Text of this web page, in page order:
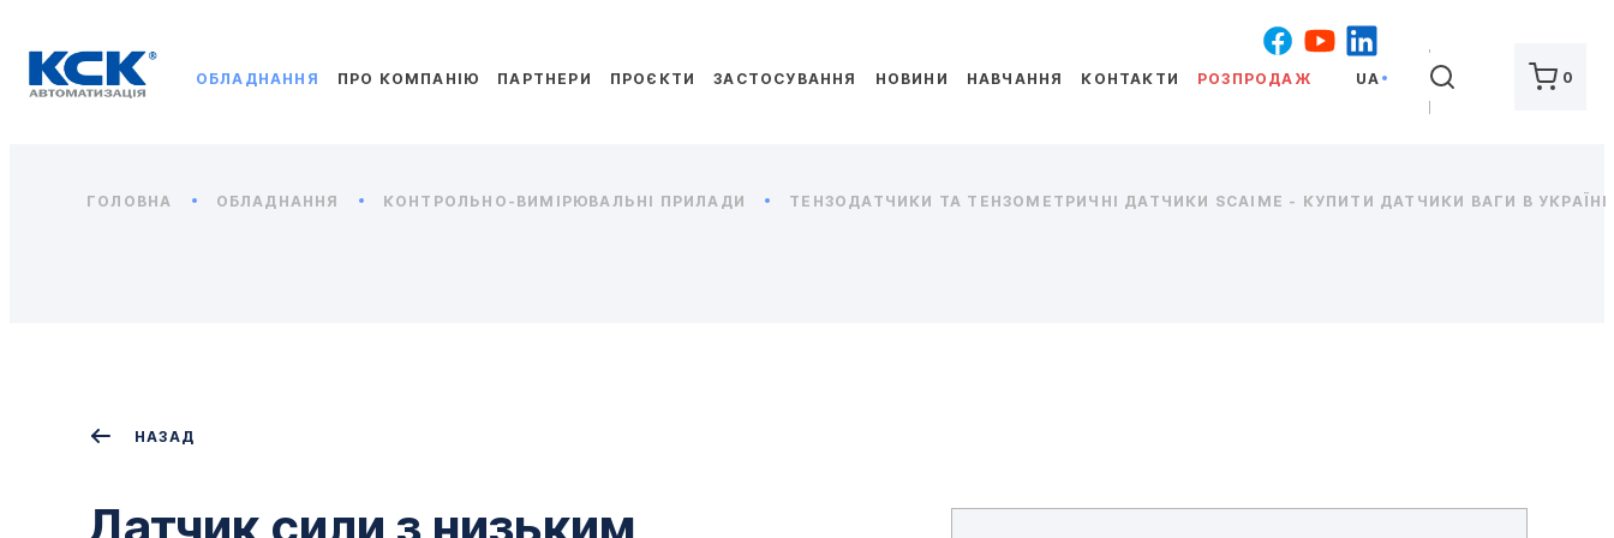
ОБЛАДНАННЯ ПРО КОМПАНІЮ ПАРТНЕРИ ПРОЄКТИ ЗАСТОСУВАННЯ НОВИНИ НАВЧАННЯ КОНТАКТИ РОЗПРОДАЖ UA ШУКАТИ 0
ГОЛОВНА ОБЛАДНАННЯ КОНТРОЛЬНО-ВИМІРЮВАЛЬНІ ПРИЛАДИ ТЕНЗОДАТЧИКИ ТА ТЕНЗОМЕТРИЧНІ ДАТЧИКИ SCAIME - КУПИТИ ДАТЧИКИ ВАГИ В
НАЗАД
Датчик сили з низьким